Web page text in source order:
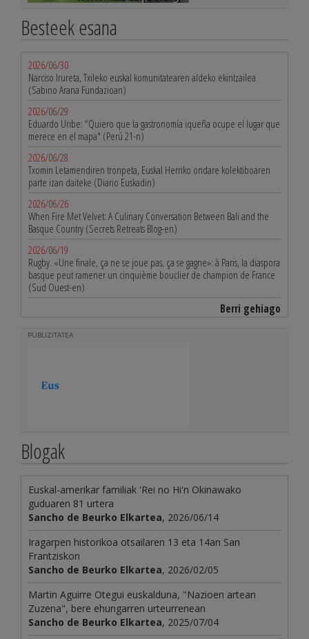
Besteek esana
2026/06/30
Narciso Irureta, Txileko euskal komunitatearen aldeko ekintzailea
(Sabino Arana Fundazioan)
2026/06/29
Eduardo Uribe: “Quiero que la gastronomía iqueña ocupe el lugar que
merece en el mapa" (Perú 21-n)
2026/06/28
Txomin Letamendiren tronpeta, Euskal Herriko ondare kolektiboaren
parte izan daiteke (Diario Euskadin)
2026/06/26
When Fire Met Velvet: A Culinary Conversation Between Bali and the
Basque Country (Secrets Retreats Blog-en)
2026/06/19
Rugby. «Une finale, ça ne se joue pas, ça se gagne»: à Paris, la diaspora
basque peut ramener un cinquième bouclier de champion de France
(Sud Ouest-en)
Berri gehiago
PUBLIZITATEA
Blogak
Euskal-amerikar familiak 'Rei no Hi'n Okinawako
guduaren 81 urtera
Sancho de Beurko Elkartea, 2026/06/14
Iragarpen historikoa otsailaren 13 eta 14an San
Frantziskon
Sancho de Beurko Elkartea, 2026/02/05
Martin Aguirre Otegui euskalduna, "Nazioen artean
Zuzena", bere ehungarren urteurrenean
Sancho de Beurko Elkartea, 2025/07/04